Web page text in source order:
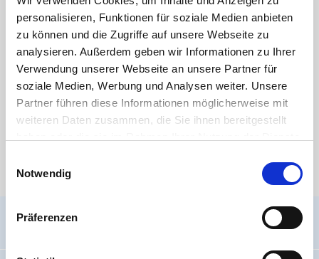
personalisieren, Funktionen für soziale Medien anbieten
zu können und die Zugriffe auf unsere Webseite zu
analysieren. Außerdem geben wir Informationen zu Ihrer
Verwendung unserer Webseite an unsere Partner für
soziale Medien, Werbung und Analysen weiter. Unsere
Partner führen diese Informationen möglicherweise mit
weiteren Daten zusammen, die Sie ihnen bereitgestellt
Cookies, wenn Sie unsere Webseite weiterhin nutzen.
Notwendig
Präferenzen
DOWNLOAD
äußere Merkmale von Spritzgussfittings
DOWNLOAD
RoSH Konformitätserklärung - HT CONNECT GmbH & Co. KG
Medien
Es stehen aktuell keine Mediendateien zur Verfügung.